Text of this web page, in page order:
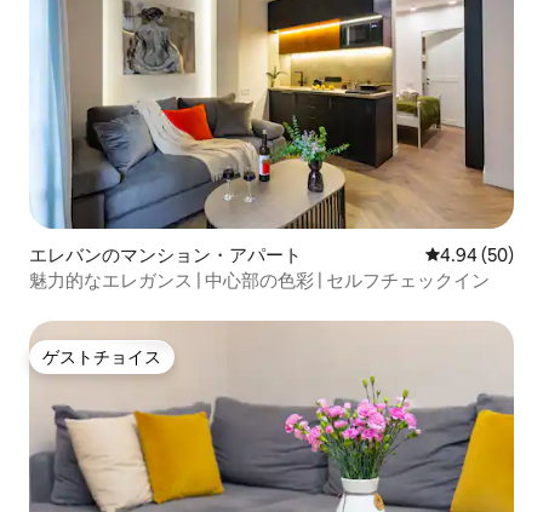
エレバンのマンション・アパート レビュー50
4.94 (50)
魅力的なエレガンス | 中心部の色彩 | セルフチェックイン
ゲストチョイス
ゲストチョイス